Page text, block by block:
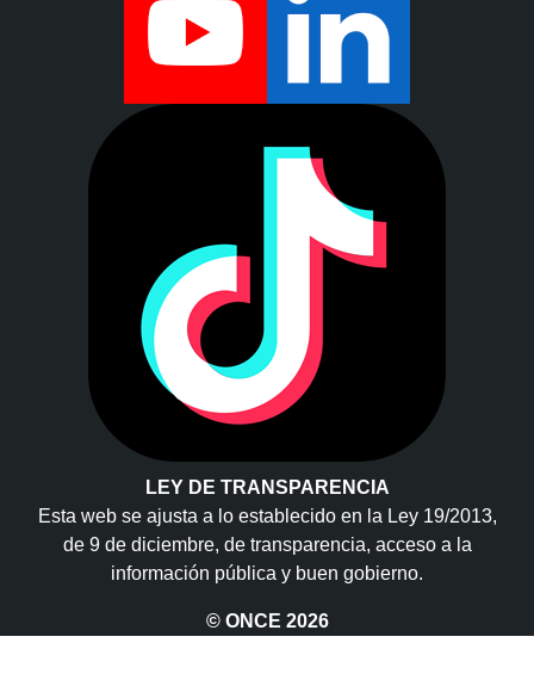
LEY DE TRANSPARENCIA
Esta web se ajusta a lo establecido en la Ley 19/2013,
de 9 de diciembre, de transparencia, acceso a la
información pública y buen gobierno.
© ONCE 2026